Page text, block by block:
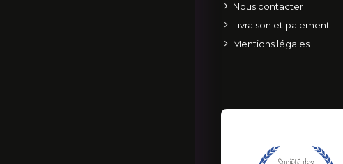
Nous contacter
Livraison et paiement
Mentions légales